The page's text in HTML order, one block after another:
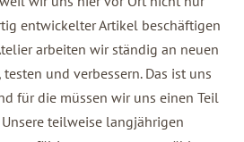
entwickelter Artikel beschäftigen
arbeiten wir ständig an neuen
und verbessern. Das ist uns
für die müssen wir uns einen Teil
teilweise langjährigen